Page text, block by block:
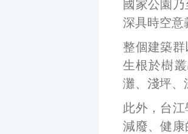
國家公園
深具時空意
整個建築群
生根於樹
灘、淺坪、
此外，台江
減廢、健康